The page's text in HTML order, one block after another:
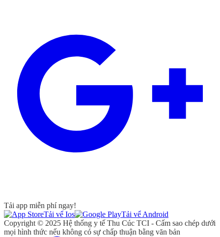
Tải app miễn phí ngay!
Tải vể Ios
Tải vể Android
Copyright © 2025 Hệ thống y tế Thu Cúc TCI - Cấm sao chép dưới
mọi hình thức nếu không có sự chấp thuận bằng văn bản